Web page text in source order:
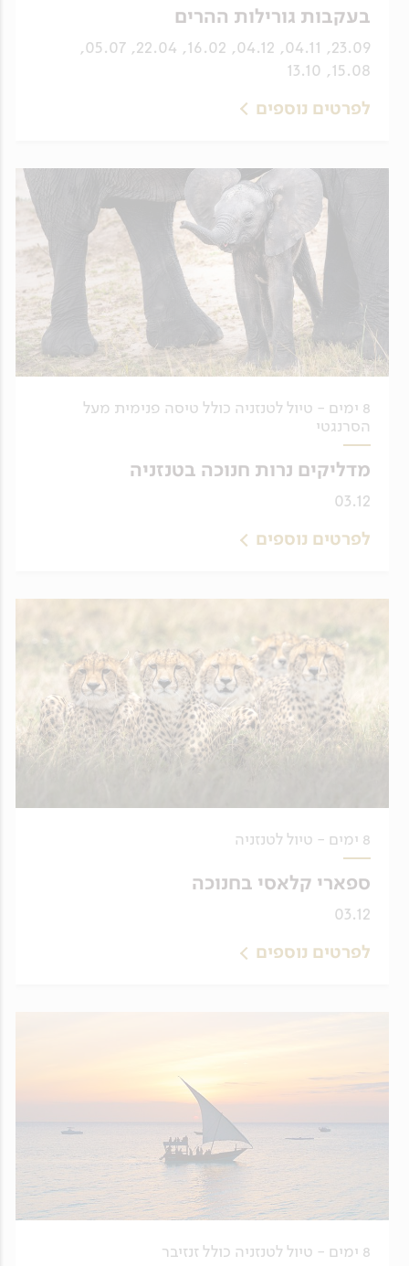
בעקבות גורילות ההרים
23.09, 04.11, 04.12, 16.02, 22.04, 05.07,
15.08, 13.10
לפרטים נוספים
8 ימים - טיול לטנזניה כולל טיסה פנימית מעל
הסרנגטי
מדליקים נרות חנוכה בטנזניה
03.12
לפרטים נוספים
8 ימים - טיול לטנזניה
ספארי קלאסי בחנוכה
03.12
לפרטים נוספים
8 ימים - טיול לטנזניה כולל זנזיבר